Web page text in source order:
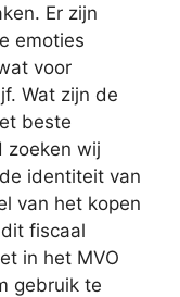
Er zijn
emoties
voor
Wat zijn de
beste
zoeken wij
identiteit van
van het kopen
fiscaal
in het MVO
gebruik te